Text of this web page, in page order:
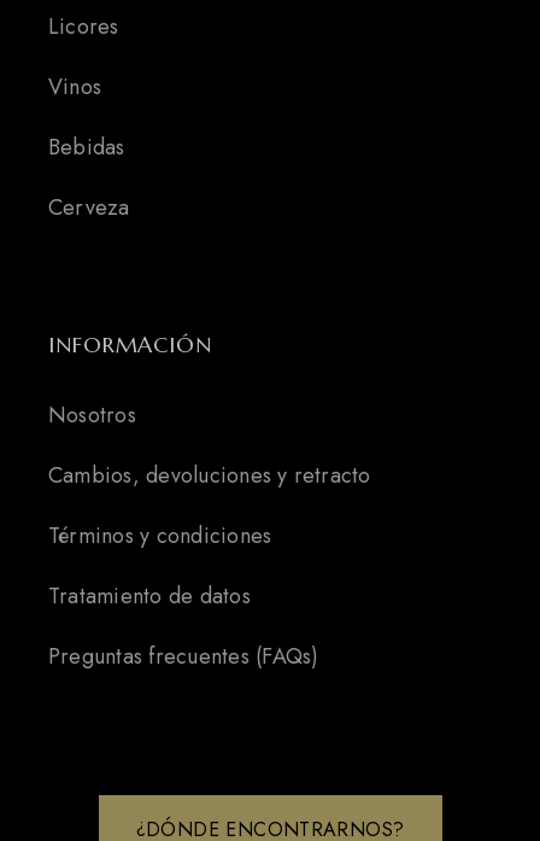
Licores
Vinos
Bebidas
Cerveza
INFORMACIÓN
Nosotros
Cambios, devoluciones y retracto
Términos y condiciones
Tratamiento de datos
Preguntas frecuentes (FAQs)
¿DÓNDE ENCONTRARNOS?